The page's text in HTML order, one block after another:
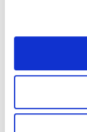
Un
di